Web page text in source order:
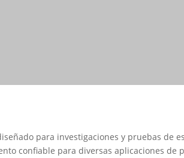
para investigaciones y pruebas de
confiable para diversas aplicaciones de